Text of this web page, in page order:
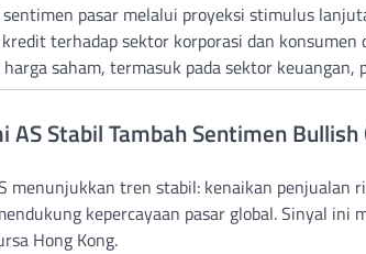
pasar melalui proyeksi stimulus
terhadap sektor korporasi dan
saham, termasuk pada sektor
AS Stabil Tambah Sentimen Bullish
menunjukkan tren stabil: kenaikan
kepercayaan pasar global. Sinyal
Hong Kong.